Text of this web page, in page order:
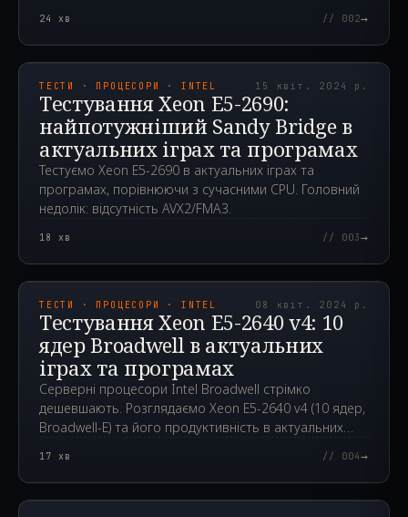
24 хв // 002→
2024.04.15T07:33:39.000Z
ТЕСТИ · ПРОЦЕСОРИ · INTEL 15 квіт. 2024 р.
Тестування Xeon E5-2690:
найпотужніший Sandy Bridge в
актуальних іграх та програмах
Тестуємо Xeon E5-2690 в актуальних іграх та
програмах, порівнюючи з сучасними CPU. Головний
недолік: відсутність AVX2/FMA3.
18 хв // 003→
2024.04.08T13:59:33.000Z
ТЕСТИ · ПРОЦЕСОРИ · INTEL 08 квіт. 2024 р.
Тестування Xeon E5-2640 v4: 10
ядер Broadwell в актуальних
іграх та програмах
Серверні процесори Intel Broadwell стрімко
дешевшають. Розглядаємо Xeon E5-2640 v4 (10 ядер,
Broadwell-E) та його продуктивність в актуальних
17 хв // 004→
2024.04.03T08:01:56.000Z